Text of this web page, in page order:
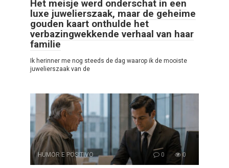
Het meisje werd onderschat in een
luxe juwelierszaak, maar de geheime
gouden kaart onthulde het
verbazingwekkende verhaal van haar
familie
Ik herinner me nog steeds de dag waarop ik de mooiste
juwelierszaak van de
HUMOR E POSITIVO 0 0